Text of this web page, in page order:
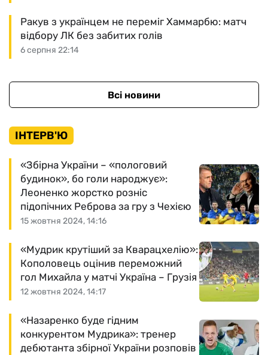
6 серпня 22:14
Ракув з українцем не переміг Хаммарбю: матч
відбору ЛК без забитих голів
Всі новини
ІНТЕРВ'Ю
15 жовтня 2024, 14:16
«Збірна України – «пологовий
будинок», бо голи народжує»:
Леоненко жорстко розніс
підопічних Реброва за гру з Чехією
12 жовтня 2024, 14:17
«Мудрик крутіший за Кварацхелію»:
Кополовець оцінив переможний
гол Михайла у матчі Україна – Грузія
«Назаренко буде гідним
конкурентом Мудрика»: тренер
дебютанта збірної України розповів